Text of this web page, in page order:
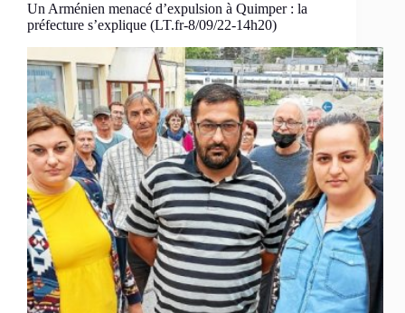
Un Arménien menacé d’expulsion à Quimper : la
préfecture s’explique (LT.fr-8/09/22-14h20)